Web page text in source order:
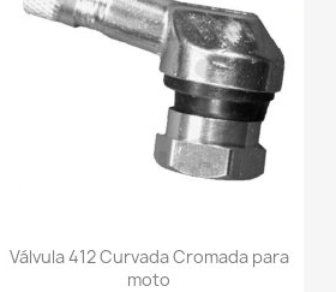
Anteprima
Válvula 412 Curvada Cromada para
moto